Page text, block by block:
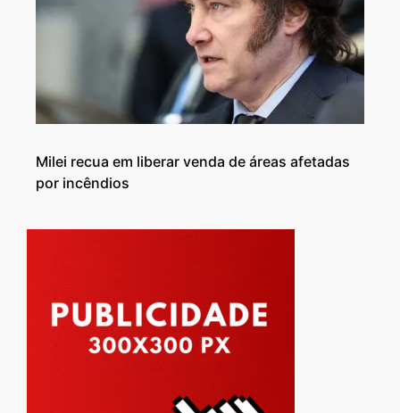
Milei recua em liberar venda de áreas afetadas
por incêndios